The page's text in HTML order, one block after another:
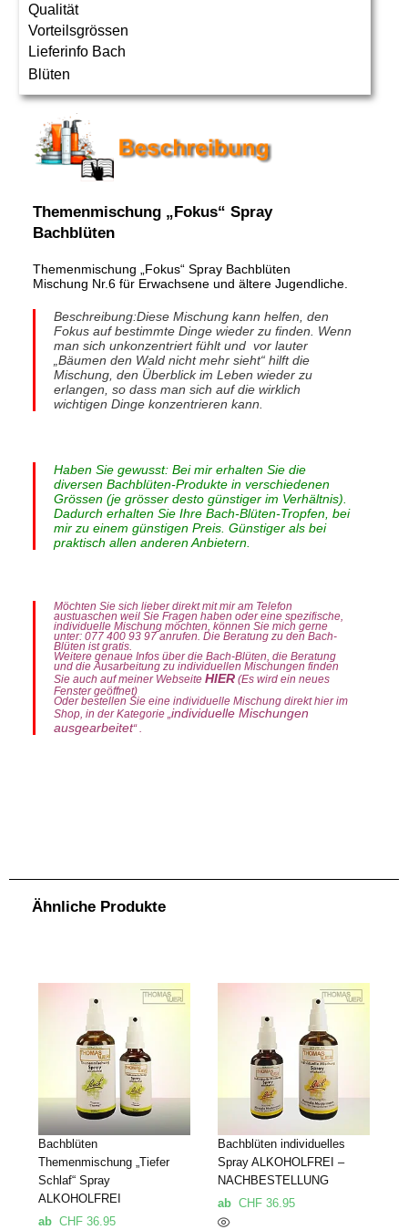
Qualität
Vorteilsgrössen
Lieferinfo Bach
Blüten
Themenmischung „Fokus“ Spray
Bachblüten
Themenmischung „Fokus“ Spray Bachblüten
Mischung Nr.6 für Erwachsene und ältere Jugendliche.
Beschreibung:Diese Mischung kann helfen, den
Fokus auf bestimmte Dinge wieder zu finden. Wenn
man sich unkonzentriert fühlt und vor lauter
„Bäumen den Wald nicht mehr sieht“ hilft die
Mischung, den Überblick im Leben wieder zu
erlangen, so dass man sich auf die wirklich
wichtigen Dinge konzentrieren kann.
Haben Sie gewusst: Bei mir erhalten Sie die
diversen Bachblüten-Produkte in verschiedenen
Grössen (je grösser desto günstiger im Verhältnis).
Dadurch erhalten Sie Ihre Bach-Blüten-Tropfen, bei
mir zu einem günstigen Preis. Günstiger als bei
praktisch allen anderen Anbietern.
Möchten Sie sich lieber direkt mit mir am Telefon
austuaschen weil Sie Fragen haben oder eine spezifische,
individuelle Mischung möchten, können Sie mich gerne
unter: 077 400 93 97 anrufen. Die Beratung zu den Bach-
Blüten ist gratis.
Weitere genaue Infos über die Bach-Blüten, die Beratung
und die Ausarbeitung zu individuellen Mischungen finden
Sie auch auf meiner Webseite HIER (Es wird ein neues
Fenster geöffnet)
Oder bestellen Sie eine individuelle Mischung direkt hier im
Shop, in der Kategorie „ individuelle Mischungen
ausgearbeitet“ .
Ähnliche Produkte
Bachblüten
Themenmischung „Tiefer
Schlaf“ Spray
ALKOHOLFREI
ab CHF 36.95
Bachblüten individuelles
Spray ALKOHOLFREI –
NACHBESTELLUNG
ab CHF 36.95